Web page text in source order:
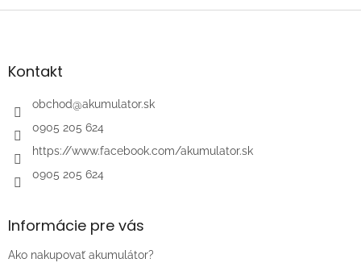
Z
äKontakt
obchod@akumulator.sk
0905 205 624
https://www.facebook.com/akumulator.sk
0905 205 624
Informácie pre vás
Ako nakupovať akumulátor?